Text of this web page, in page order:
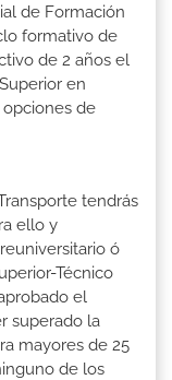
de Formación
formativo de
de 2 años el
en
opciones de
tendrás
ello y
ó
Técnico
el
superado la
mayores de 25
de los